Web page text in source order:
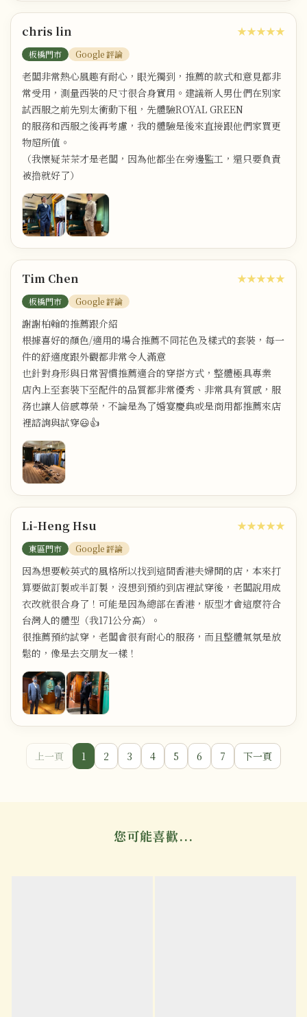
chris lin
板橋門市 Google 評論
★★★★★
老闆非常熱心風趣有耐心，眼光獨到，推薦的款式和意見都非
常受用，測量西裝的尺寸很合身實用。建議新人男仕們在別家
試西服之前先別太衝動下租，先體驗ROYAL GREEN
的服務和西服之後再考慮，我的體驗是後來直接跟他們家買更
物超所值。
（我懷疑茶茶才是老闆，因為他都坐在旁邊監工，還只要負責
被撸就好了）
Tim Chen
板橋門市 Google 評論
★★★★★
謝謝柏翰的推薦跟介紹
根據喜好的顏色/適用的場合推薦不同花色及樣式的套裝，每一
件的舒適度跟外觀都非常令人滿意
也針對身形與日常習慣推薦適合的穿搭方式，整體極具專業
店內上至套裝下至配件的品質都非常優秀、非常具有質感，服
務也讓人倍感尊榮，不論是為了婚宴慶典或是商用都推薦來店
裡諮詢與試穿😃👍
Li-Heng Hsu
東區門市 Google 評論
★★★★★
因為想要較英式的風格所以找到這間香港夫婦開的店，本來打
算要做訂製或半訂製，沒想到預約到店裡試穿後，老闆說用成
衣改就很合身了！可能是因為總部在香港，版型才會這麼符合
台灣人的體型（我171公分高）。
很推薦預約試穿，老闆會很有耐心的服務，而且整體氣氛是放
鬆的，像是去交朋友一樣！
上一頁 1 2 3 4 5 6 7 下一頁
您可能喜歡...